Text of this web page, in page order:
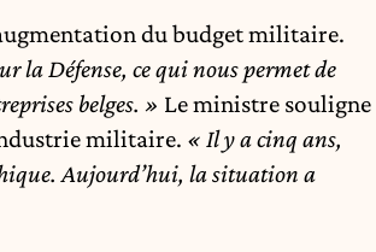
du budget militaire.
la Défense, ce qui nous permet de
belges. » Le ministre souligne
militaire. « Il y a cinq ans,
Aujourd’hui, la situation a